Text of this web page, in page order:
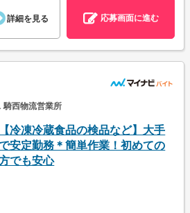
詳細を見る 応募画面に進む
騎西物流営業所
【冷凍冷蔵食品の検品など】大手
安定勤務＊簡単作業！初めての
でも安心